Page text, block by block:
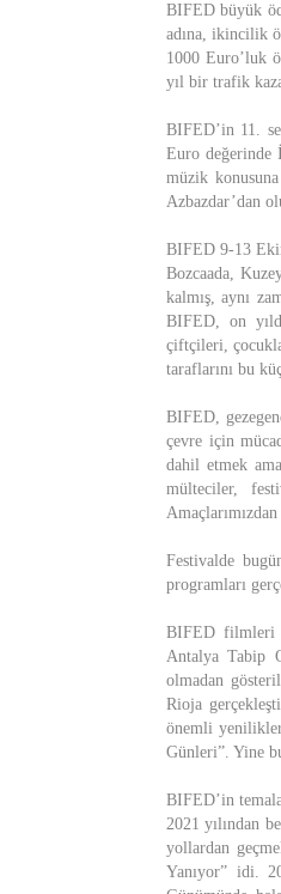
BIFED büyük
adına, ikincilik
1000 Euro’luk
yıl bir trafik
BIFED’in 11.
Euro değerinde
müzik
Azbazdar’dan
BIFED 9-13
Bozcaada,
kalmış, aynı
BIFED, on
çiftçileri,
taraflarını bu
BIFED,
çevre için
dahil etmek
mülteciler,
Festivalde
programları
BIFED filmleri
Antalya Tabip
olmadan
Rioja
önemli
Günleri”. Yine
BIFED’in
2021 yılından
yollardan
Yanıyor” idi.